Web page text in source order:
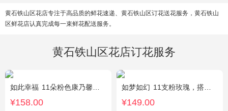
黄石铁山区花店专注于高品质的鲜花速递、黄石铁山区订花送花服务，黄石铁山
区鲜花店认真完成每一束鲜花配送服务。
黄石铁山区花店订花服务
如此幸福 11朵粉色康乃馨，黄莺、满天星搭配。
¥158.00
如梦如幻 11支粉玫瑰，搭配红豆点缀。
¥149.00